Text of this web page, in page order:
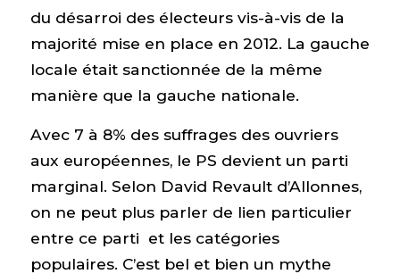
du désarroi des électeurs vis-à-vis de la
majorité mise en place en 2012. La gauche
locale était sanctionnée de la même
manière que la gauche nationale.
Avec 7 à 8% des suffrages des ouvriers
aux européennes, le PS devient un parti
marginal. Selon David Revault d’Allonnes,
on ne peut plus parler de lien particulier
entre ce parti et les catégories
populaires. C’est bel et bien un mythe